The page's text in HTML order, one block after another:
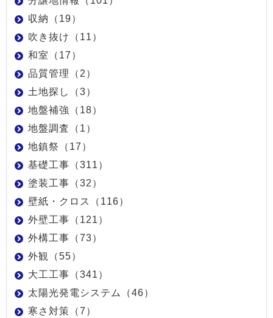
収納（19）
吹き抜け（11）
和室（17）
品質管理（2）
土地探し（3）
地盤補強（18）
地盤調査（1）
地鎮祭（17）
基礎工事（311）
塗装工事（32）
壁紙・クロス（116）
外壁工事（121）
外構工事（73）
外観（55）
大工工事（341）
太陽光発電システム（46）
寒さ対策（7）